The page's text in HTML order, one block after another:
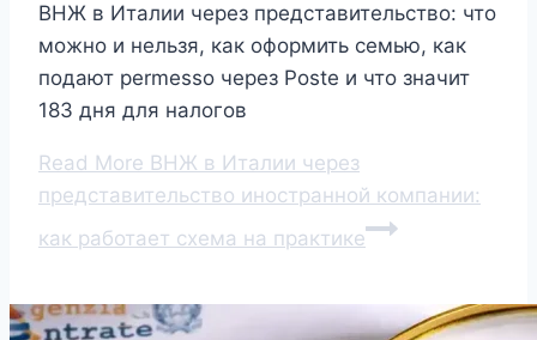
ВНЖ в Италии через представительство: что
можно и нельзя, как оформить семью, как
подают permesso через Poste и что значит
183 дня для налогов
Read More ВНЖ в Италии через
представительство иностранной компании:
как работает схема на практике